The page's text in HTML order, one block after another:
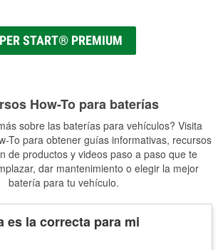
START® PREMIUM
How-To para baterías
sobre las baterías para vehículos? Visita
To para obtener guías informativas, recursos
de productos y videos paso a paso que te
dar mantenimiento o elegir la mejor
batería para tu vehículo.
es la correcta para mi